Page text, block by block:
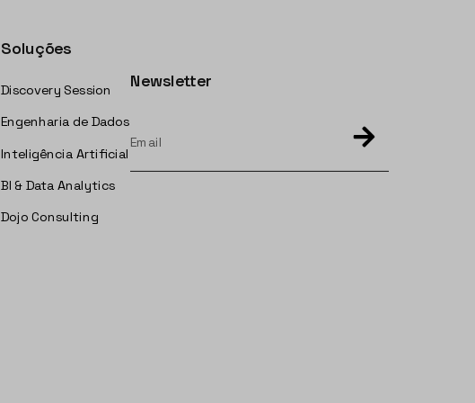
Soluções
Discovery Session
Engenharia de Dados
Inteligência Artificial
BI & Data Analytics
Dojo Consulting
Newsletter